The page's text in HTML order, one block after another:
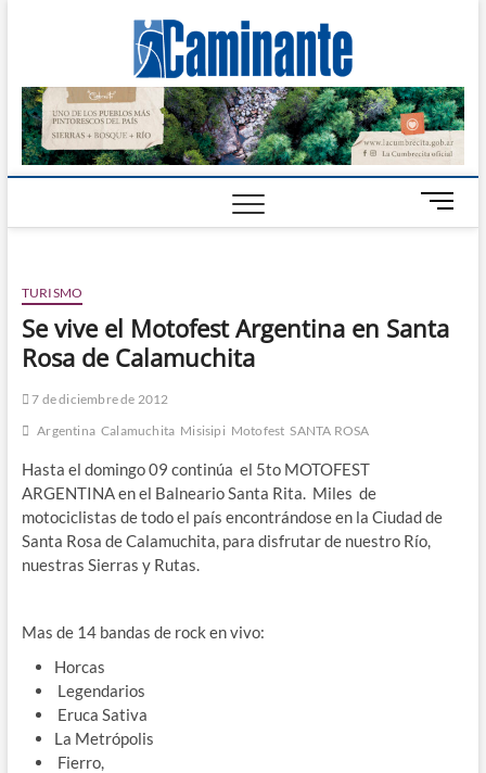
Digital
CALAMUCHITA
B
o
d
e
TURISMO
Se vive el Motofest Argentina en Santa
Rosa de Calamuchita
7 de diciembre de 2012
Argentina Calamuchita Misisipi Motofest SANTA ROSA
Hasta el domingo 09 continúa el 5to MOTOFEST
ARGENTINA en el Balneario Santa Rita. Miles de
motociclistas de todo el país encontrándose en la Ciudad de
Santa Rosa de Calamuchita, para disfrutar de nuestro Río,
nuestras Sierras y Rutas.
Mas de 14 bandas de rock en vivo:
Horcas
Legendarios
Eruca Sativa
La Metrópolis
Fierro,